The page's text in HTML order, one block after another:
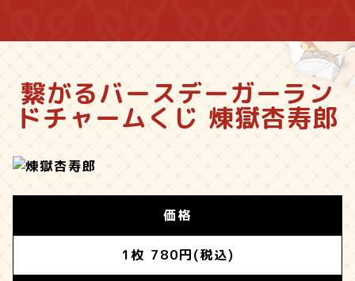
繋がるバースデーガーラン
ドチャームくじ 煉獄杏寿郎
価格
1枚 780円(税込)